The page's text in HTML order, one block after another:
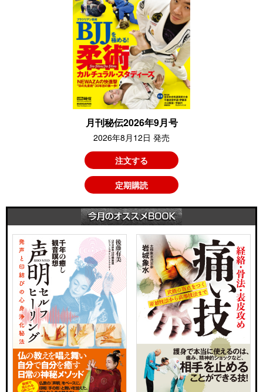
月刊秘伝2026年9月号
2026年8月12日 発売
注文する
定期購読